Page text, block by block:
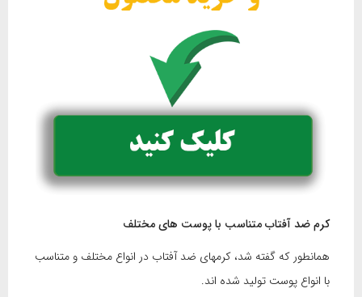
کرم ضد آفتاب متناسب با پوست های مختلف
همانطور که گفته شد، کرمهای ضد آفتاب در انواع مختلف و متناسب
با انواع پوست تولید شده اند.